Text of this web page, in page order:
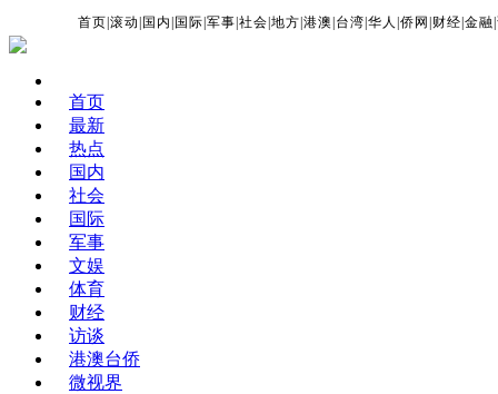
首页 |滚动 国内 国际 |军事 |社会 |地方 |港澳 台湾 |华人 |侨网 财经 |金融 |
首页
最新
热点
国内
社会
国际
军事
文娱
体育
财经
访谈
港澳台侨
微视界